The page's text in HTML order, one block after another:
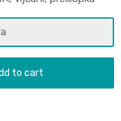
to cart